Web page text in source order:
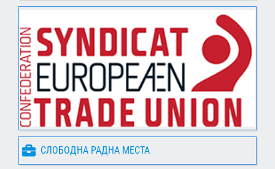
СЛОБОДНА РАДНА МЕСТА